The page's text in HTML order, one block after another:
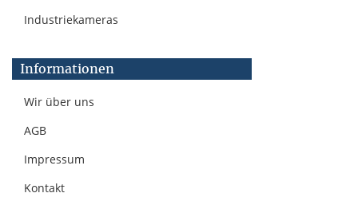
Industriekameras
Informationen
Wir über uns
AGB
Impressum
Kontakt